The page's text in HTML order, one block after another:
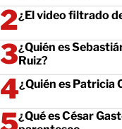
¿El video filtrado
¿Quién es
Ruiz?
¿Quién es Patricia
¿Qué es César